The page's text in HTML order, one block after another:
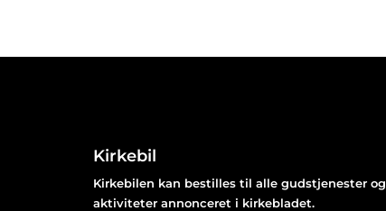
Kirkebil
Kirkebilen kan bestilles til alle gudstjenester og
aktiviteter annonceret i kirkebladet.